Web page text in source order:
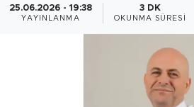
25.06.2026 - 19:38
YAYINLANMA
3 DK
OKUNMA SÜRESI